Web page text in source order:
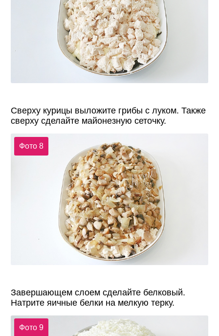
Сверху курицы выложите грибы с луком. Также
сверху сделайте майонезную сеточку.
Фото 8
Завершающем слоем сделайте белковый.
Натрите яичные белки на мелкую терку.
Фото 9